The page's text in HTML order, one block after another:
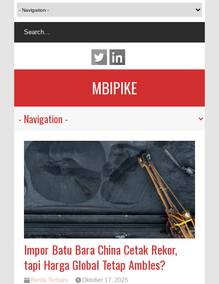
MBIPIKE
Impor Batu Bara China Cetak Rekor,
tapi Harga Global Tetap Ambles?
Berita Terbaru Oktober 17, 2025